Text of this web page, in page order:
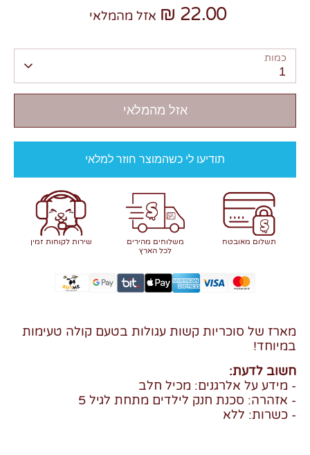
22.00 ₪ אזל מהמלאי
כמות
1
אזל מהמלאי
תודיעו לי כשהמוצר חוזר למלאי
תשלום מאובטח
משלוחים מהירים
לכל הארץ
שירות לקוחות זמין
מארז של סוכריות קשות עגולות בטעם קולה טעימות
במיוחד!
חשוב לדעת:
- מידע על אלרגנים: מכיל חלב
- אזהרה: סכנת חנק לילדים מתחת לגיל 5
- כשרות: ללא